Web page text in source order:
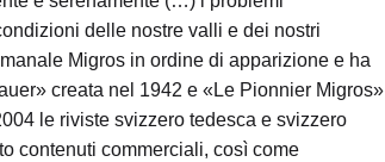
delle nostre valli e dei nostri
Migros in ordine di apparizione e ha
creata nel 1942 e «Le Pionnier Migros»
le riviste svizzero tedesca e svizzero
contenuti commerciali, così come